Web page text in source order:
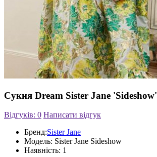
Сукня Dream Sister Jane 'Sideshow'
Відгуків: 0 Написати відгук
Бренд:Sister Jane
Модель: Sister Jane Sideshow
Наявність: 1